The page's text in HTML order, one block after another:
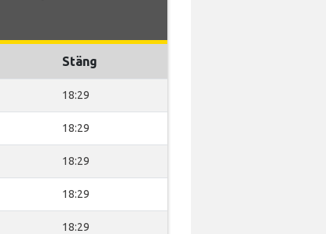
Stäng
18:29
18:29
18:29
18:29
18:29